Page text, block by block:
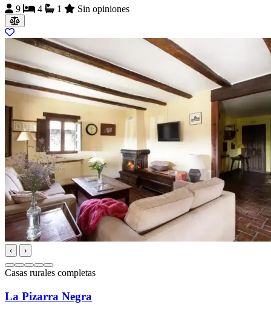
9
4 1 Sin opiniones
‹ ›
Casas rurales completas
La Pizarra Negra